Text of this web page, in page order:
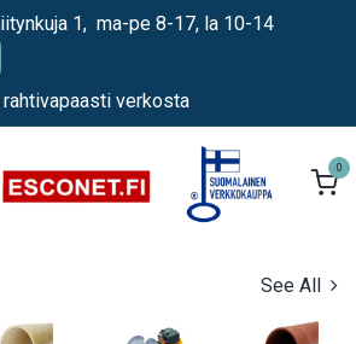
1, ma-pe 8-17, la 10-14
verkosta
0
See All